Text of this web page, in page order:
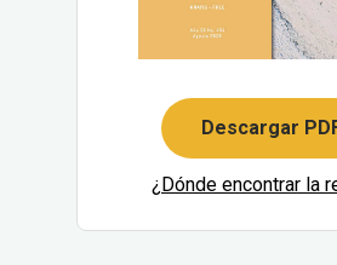
Descargar
¿Dónde encontrar la